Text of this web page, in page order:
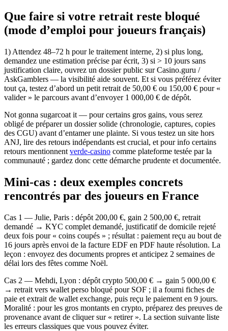
Que faire si votre retrait reste bloqué
(mode d’emploi pour joueurs français)
1) Attendez 48–72 h pour le traitement interne, 2) si plus long,
demandez une estimation précise par écrit, 3) si > 10 jours sans
justification claire, ouvrez un dossier public sur Casino.guru /
AskGamblers — la visibilité aide souvent. Et si vous préférez éviter
tout ça, testez d’abord un petit retrait de 50,00 € ou 150,00 € pour «
valider » le parcours avant d’envoyer 1 000,00 € de dépôt.
Not gonna sugarcoat it — pour certains gros gains, vous serez
obligé de préparer un dossier solide (chronologie, captures, copies
des CGU) avant d’entamer une plainte. Si vous testez un site hors
ANJ, lire des retours indépendants est crucial, et pour info certains
retours mentionnent verde-casino comme plateforme testée par la
communauté ; gardez donc cette démarche prudente et documentée.
Mini‑cas : deux exemples concrets
rencontrés par des joueurs en France
Cas 1 — Julie, Paris : dépôt 200,00 €, gain 2 500,00 €, retrait
demandé → KYC complet demandé, justificatif de domicile rejeté
deux fois pour « coins coupés » ; résultat : paiement reçu au bout de
16 jours après envoi de la facture EDF en PDF haute résolution. La
leçon : envoyez des documents propres et anticipez 2 semaines de
délai lors des fêtes comme Noël.
Cas 2 — Mehdi, Lyon : dépôt crypto 500,00 € → gain 5 000,00 €
→ retrait vers wallet perso bloqué pour SOF ; il a fourni fiches de
paie et extrait de wallet exchange, puis reçu le paiement en 9 jours.
Moralité : pour les gros montants en crypto, préparez des preuves de
provenance avant de cliquer sur « retirer ». La section suivante liste
les erreurs classiques que vous pouvez éviter.